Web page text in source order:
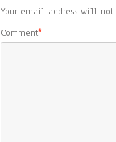
Your email address will not
Comment*